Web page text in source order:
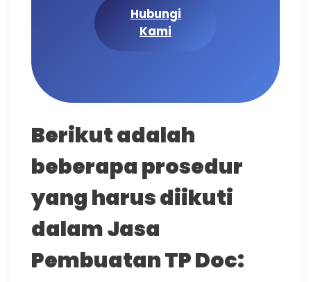
Hubungi
Kami
Berikut adalah
beberapa prosedur
yang harus diikuti
dalam Jasa
Pembuatan TP Doc: